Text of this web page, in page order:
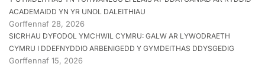
ACADEMAIDD YN YR UNOL DALEITHIAU
Gorffennaf 28, 2026
SICRHAU DYFODOL YMCHWIL CYMRU: GALW AR LYWODRAETH
CYMRU I DDEFNYDDIO ARBENIGEDD Y GYMDEITHAS DDYSGEDIG
Gorffennaf 15, 2026